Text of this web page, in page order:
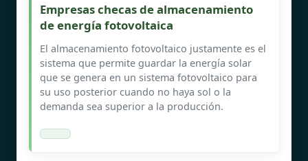
Empresas checas de almacenamiento
de energía fotovoltaica
El almacenamiento fotovoltaico justamente es el
sistema que permite guardar la energía solar
que se genera en un sistema fotovoltaico para
su uso posterior cuando no haya sol o la
demanda sea superior a la producción.